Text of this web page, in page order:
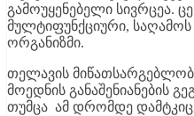
გამოუყენებელი სივრცეა.
მულტიფუნქციური,
ორგანიზმი.
თელავის
მოედნის განაშენიანების
თუმცა ამ დრომდე